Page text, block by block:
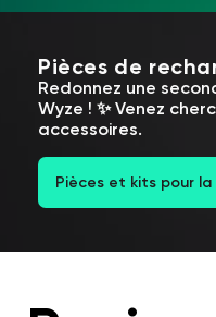
Pièces de
Redonnez une
Wyze ! ✨ Venez
accessoires.
Pièces et kits pour